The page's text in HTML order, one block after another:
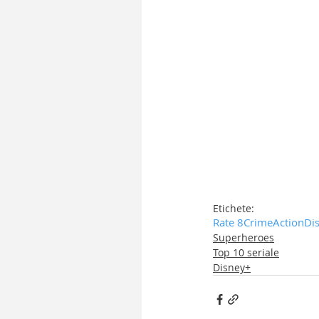
Etichete:
Rate 8CrimeAction
Superheroes
Top 10 seriale
Disney+